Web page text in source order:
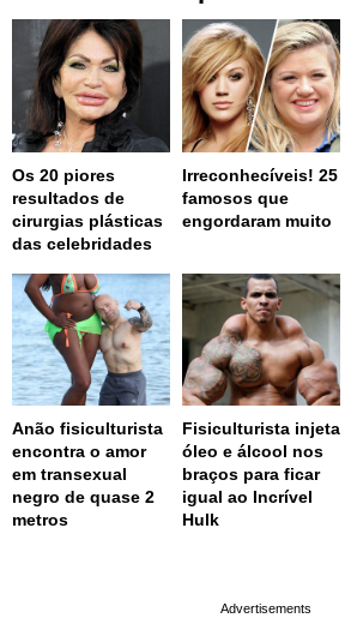
Os 20 piores
resultados de
cirurgias plásticas
das celebridades
Irreconhecíveis! 25
famosos que
engordaram muito
Anão fisiculturista
encontra o amor
em transexual
negro de quase 2
metros
Fisiculturista injeta
óleo e álcool nos
braços para ficar
igual ao Incrível
Hulk